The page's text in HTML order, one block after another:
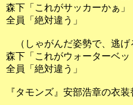
森下「これがサッカーかぁ」
全員「絶対違う」
（しゃがんだ姿勢で、逃げ
森下「これがウォーターベッ
全員「絶対違う」
『タモンズ』安部浩章の衣装